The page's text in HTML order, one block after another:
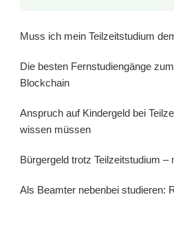
Muss ich mein Teilzeitstudium
Die besten Fernstudiengänge
Blockchain
Anspruch auf Kindergeld bei
wissen müssen
Bürgergeld trotz Teilzeitstudium –
Als Beamter nebenbei studieren: